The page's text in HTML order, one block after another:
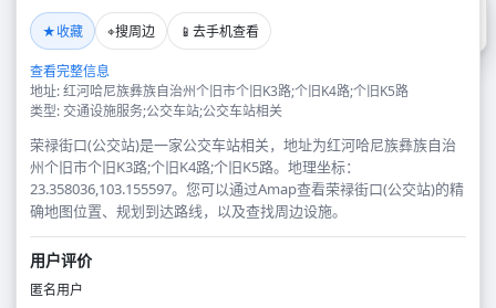
★收藏 ⌖搜周边 📱 去手机查看
查看完整信息
地址: 红河哈尼族彝族自治州个旧市个旧K3路;个旧K4路;个旧K5路
类型: 交通设施服务;公交车站;公交车站相关
荣禄街口(公交站)是一家公交车站相关，地址为红河哈尼族彝族自治
州个旧市个旧K3路;个旧K4路;个旧K5路。地理坐标：
23.358036,103.155597。您可以通过Amap查看荣禄街口(公交站)的精
确地图位置、规划到达路线，以及查找周边设施。
用户评价
匿名用户